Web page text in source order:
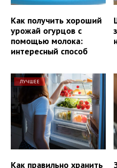
Как получить хороший
урожай огурцов с
помощью молока:
интересный способ
ЛУЧШЕЕ
Как правильно хранить